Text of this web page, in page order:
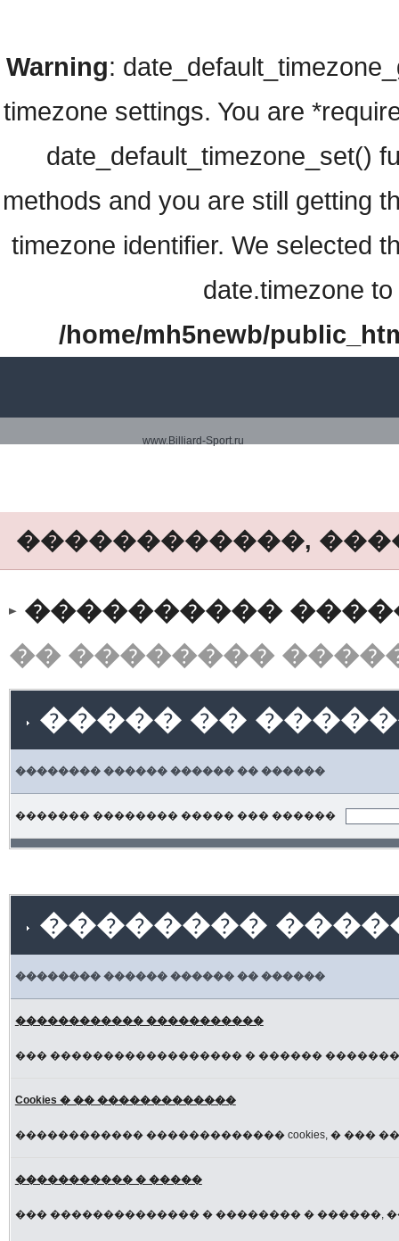
Warning:
timezone settings. You are
date_default_timezone_set()
methods and you are still getting
timezone identifier. We selected
date.timezone
/home/mh5newb/
www.Billiard-Sport.ru
������������,
���������� �����
�� ��������
����� ��
�������� ������ ������ �� ������
������� �������� ����� ��� ������
��������
�������� ������ ������ �� ������
������������ �����������
��� ������������������ � ������
Cookies � �� �������������
������������ ������������� cookies, � ���
����������� � �����
��� �������������� � �������� � ������,